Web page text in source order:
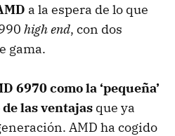
a la espera de lo que
high end, con dos
gama.
6970 como la ‘pequeña’
las ventajas que ya
AMD ha cogido